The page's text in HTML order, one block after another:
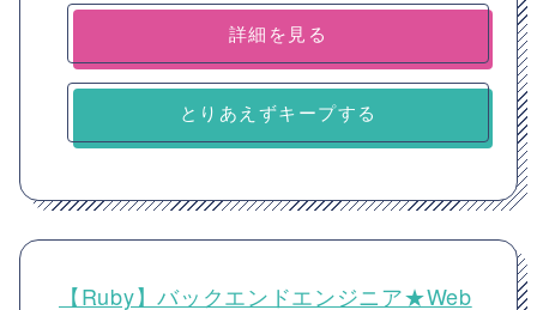
詳細を見る
とりあえずキープする
【Ruby】バックエンドエンジニア★Web